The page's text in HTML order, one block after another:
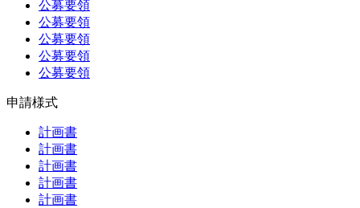
公募要領
公募要領
公募要領
公募要領
公募要領
申請様式
計画書
計画書
計画書
計画書
計画書